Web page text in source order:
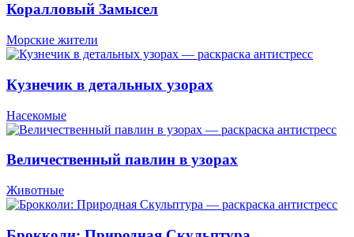
Коралловый Замысел
Морские жители
Кузнечик в детальных узорах
Насекомые
Величественный павлин в узорах
Животные